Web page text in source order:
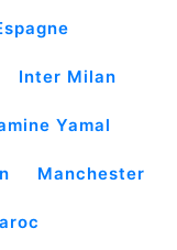
Inter Milan
Yamal
Manchester